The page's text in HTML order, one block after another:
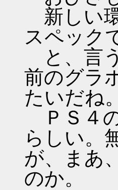
新しい
スペック
と、言
前のグラ
たいだね。
ＰＳ４
らしい。
が、まあ
のか。